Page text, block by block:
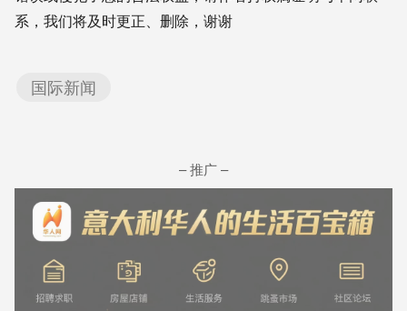
系，我们将及时更正、删除，谢谢
国际新闻
– 推广 –